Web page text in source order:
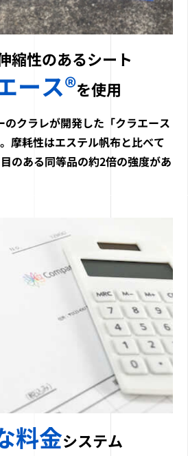
縮性のあるシート
ース®を使用
のクラレが開発した「クラエース
摩耗性はエステル帆布と比べて
のある同等品の約2倍の強度があ
料金システム